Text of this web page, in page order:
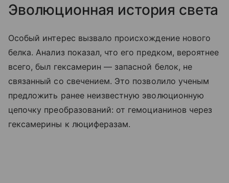
Эволюционная история света
Особый интерес вызвало происхождение нового
белка. Анализ показал, что его предком, вероятнее
всего, был гексамерин — запасной белок, не
связанный со свечением. Это позволило ученым
предложить ранее неизвестную эволюционную
цепочку преобразований: от гемоцианинов через
гексамерины к люциферазам.